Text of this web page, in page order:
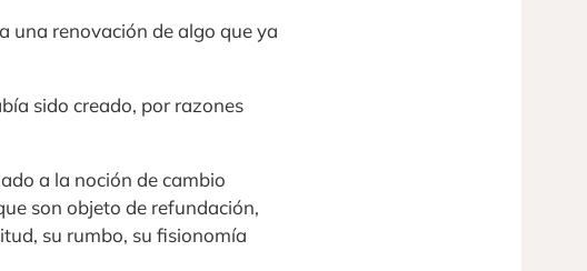
una renovación de algo que ya
sido creado, por razones
a la noción de cambio
son objeto de refundación,
su rumbo, su fisionomía